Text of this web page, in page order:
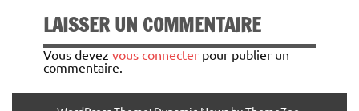
LAISSER UN COMMENTAIRE
Vous devez vous connecter pour publier un
commentaire.